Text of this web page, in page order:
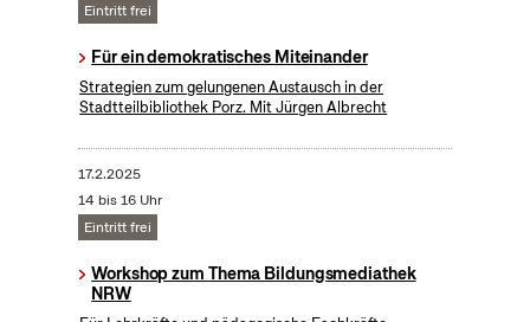
Eintritt frei
Für ein demokratisches Miteinander
Strategien zum gelungenen Austausch in der
Stadtteilbibliothek Porz. Mit Jürgen Albrecht
17.2.2025
14 bis 16 Uhr
Eintritt frei
Workshop zum Thema Bildungsmediathek
NRW